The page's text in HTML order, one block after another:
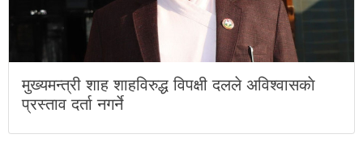
मुख्यमन्त्री शाह शाहविरुद्ध विपक्षी दलले अविश्वासकाे
प्रस्ताव दर्ता नगर्ने